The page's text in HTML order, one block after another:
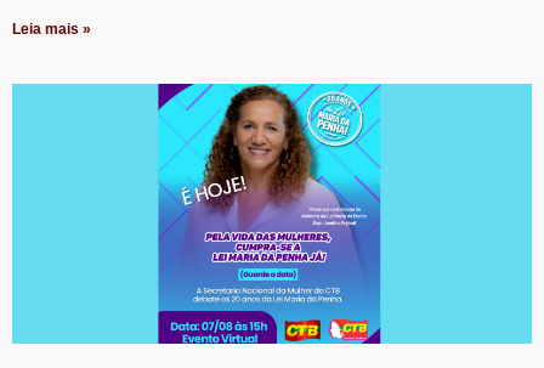
Leia mais »